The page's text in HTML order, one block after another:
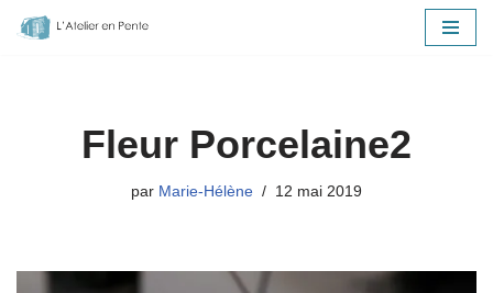
Fleur Porcelaine2
par Marie-Hélène 12 mai 2019